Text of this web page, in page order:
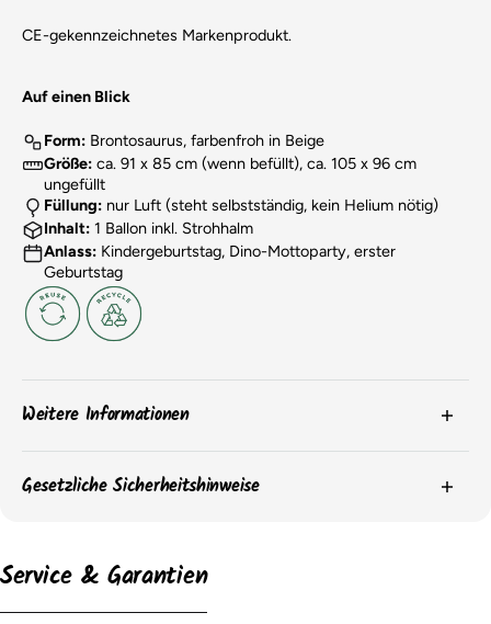
CE-gekennzeichnetes Markenprodukt.
Auf einen Blick
Form: Brontosaurus, farbenfroh in Beige
Größe: ca. 91 x 85 cm (wenn befüllt), ca. 105 x 96 cm
ungefüllt
Füllung: nur Luft (steht selbstständig, kein Helium nötig)
Inhalt: 1 Ballon inkl. Strohhalm
Anlass: Kindergeburtstag, Dino-Mottoparty, erster
Geburtstag
Weitere Informationen
Die Farben
der Produkte können aufgrund von
wir haben möglicherweise nicht immer aktuelle Bilder der
Gesetzliche Sicherheitshinweise
der Produkte.
Gemäß der EU GPSR müssen folgende Angaben gemacht werden:
Service & Garantien